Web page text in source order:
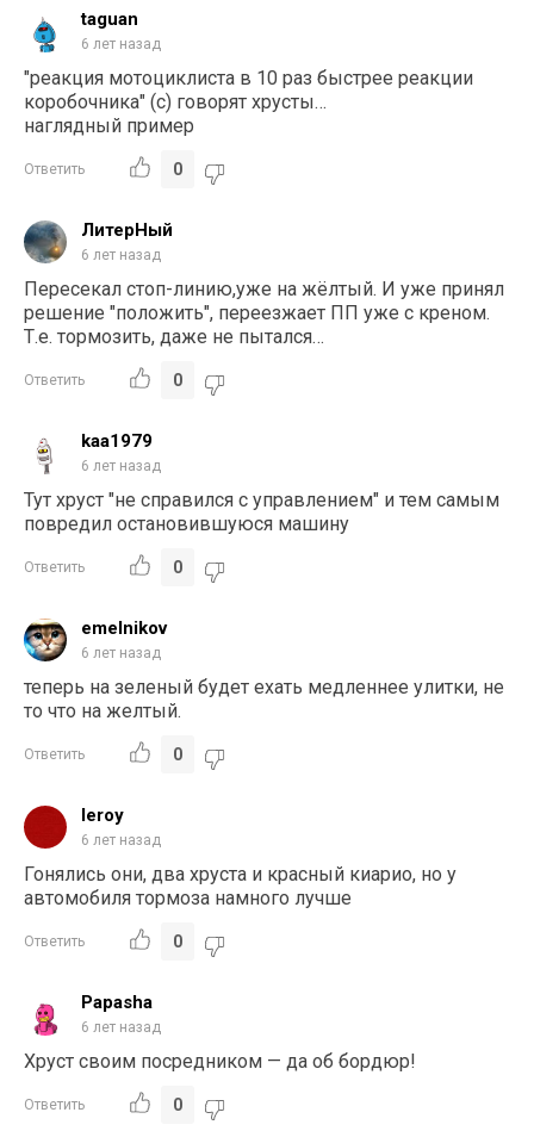
taguan
6 лет назад
"реакция мотоциклиста в 10 раз быстрее реакции
коробочника" (с) говорят хрусты…
наглядный пример
Ответить 0
ЛитерНый
6 лет назад
Пересекал стоп-линию,уже на жёлтый. И уже принял
решение "положить", переезжает ПП уже с креном.
Т.е. тормозить, даже не пытался…
Ответить 0
kaa1979
6 лет назад
Тут хруст "не справился с управлением" и тем самым
повредил остановившуюся машину
Ответить 0
emelnikov
6 лет назад
теперь на зеленый будет ехать медленнее улитки, не
то что на желтый.
Ответить 0
leroy
6 лет назад
Гонялись они, два хруста и красный киарио, но у
автомобиля тормоза намного лучше
Ответить 0
Papasha
6 лет назад
Хруст своим посредником — да об бордюр!
Ответить 0